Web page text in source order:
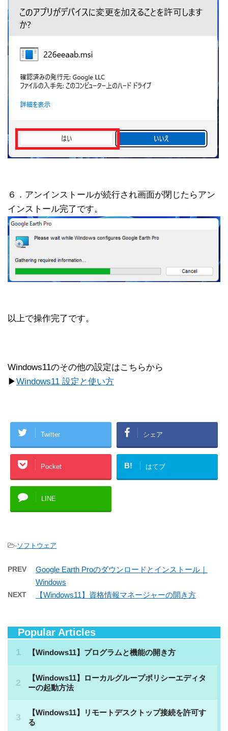
６．アンインストールが続行され画面が閉じたらアン
インストール完了です。
以上で操作完了です。
Windows11のその他の設定はこちらから
▶Windows11 設定と使い方
Twitter シェア
Pocket B! はてブ
LINE
-ソフトウェア
PREV
Google Earth Proのダウンロードとインストール｜
Windows
NEXT 【Windows11】資格情報マネージャーの開き方
Popular Articles